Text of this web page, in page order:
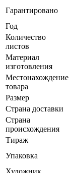
Гарантировано
Год
Количество
листов
Материал
изготовления
Местонахождение
товара
Размер
Страна доставки
Страна
происхождения
Тираж
Упаковка